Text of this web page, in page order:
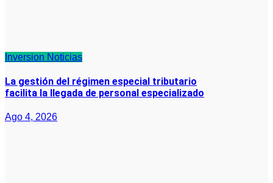
Inversion Noticias
La gestión del régimen especial tributario
facilita la llegada de personal especializado
Ago 4, 2026